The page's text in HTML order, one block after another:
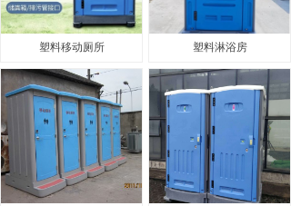
塑料移动厕所 塑料淋浴房